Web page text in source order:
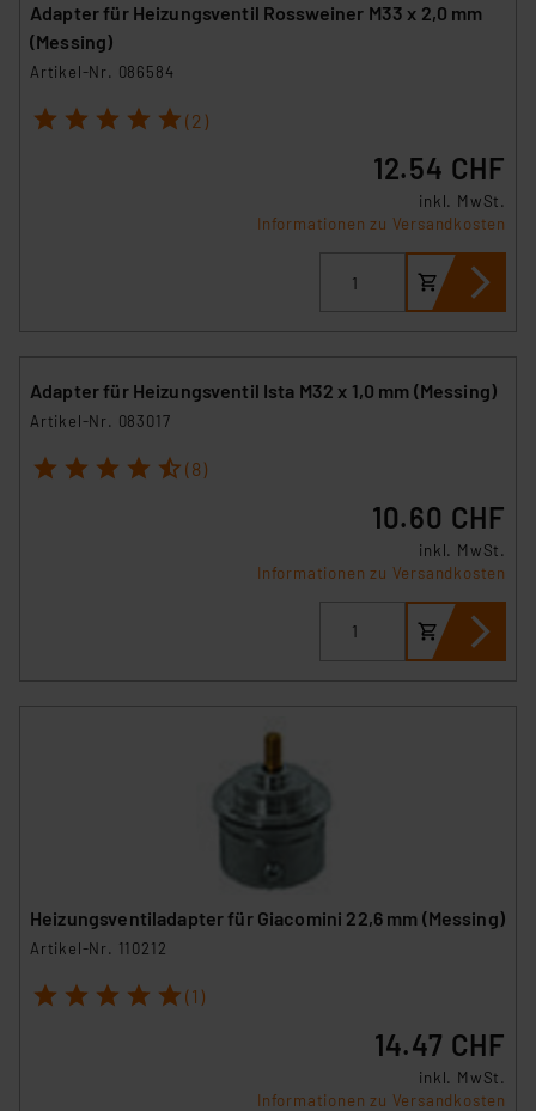
Adapter für Heizungsventil Rossweiner M33 x 2,0 mm
(Messing)
Artikel-Nr. 086584
1 2 3 4 5 (2)
12.54 CHF
inkl. MwSt.
Informationen zu Versandkosten
Adapter für Heizungsventil Ista M32 x 1,0 mm (Messing)
Artikel-Nr. 083017
1 2 3 4 5 (8)
10.60 CHF
inkl. MwSt.
Informationen zu Versandkosten
Heizungsventiladapter für Giacomini 22,6 mm (Messing)
Artikel-Nr. 110212
1 2 3 4 5 (1)
14.47 CHF
inkl. MwSt.
Informationen zu Versandkosten